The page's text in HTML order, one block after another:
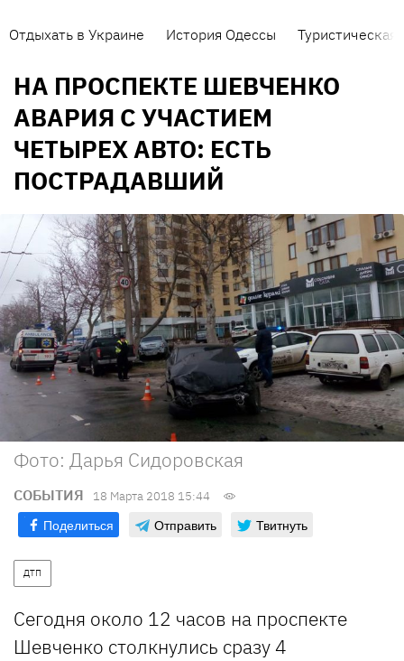
Отдыхать в Украине История Одессы Туристическая
НА ПРОСПЕКТЕ ШЕВЧЕНКО
АВАРИЯ С УЧАСТИЕМ
ЧЕТЫРЕХ АВТО: ЕСТЬ
ПОСТРАДАВШИЙ
Фото: Дарья Сидоровская
СОБЫТИЯ 18 Марта 2018 15:44
Поделиться Отправить Твитнуть
ДТП
Сегодня около 12 часов на проспекте
Шевченко столкнулись сразу 4